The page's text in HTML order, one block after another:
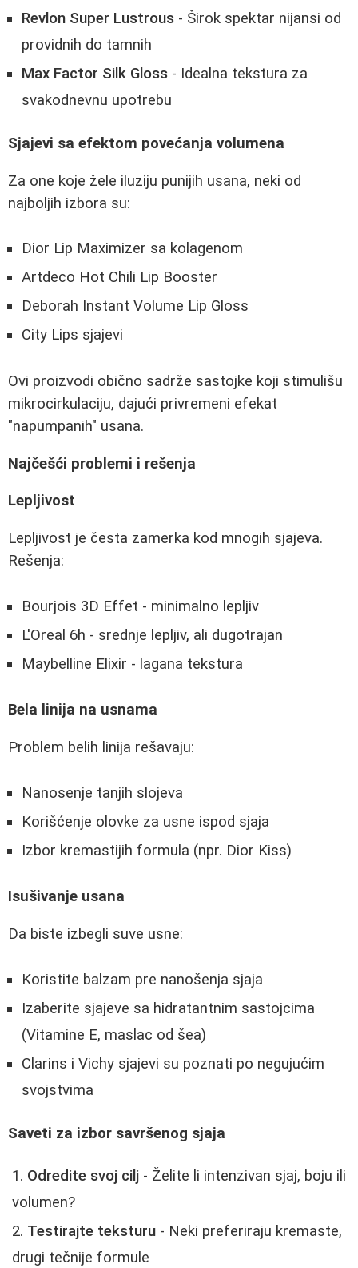
Revlon Super Lustrous - Širok spektar nijansi od
providnih do tamnih
Max Factor Silk Gloss - Idealna tekstura za
svakodnevnu upotrebu
Sjajevi sa efektom povećanja volumena
Za one koje žele iluziju punijih usana, neki od
najboljih izbora su:
Dior Lip Maximizer sa kolagenom
Artdeco Hot Chili Lip Booster
Deborah Instant Volume Lip Gloss
City Lips sjajevi
Ovi proizvodi obično sadrže sastojke koji stimulišu
mikrocirkulaciju, dajući privremeni efekat
"napumpanih" usana.
Najčešći problemi i rešenja
Lepljivost
Lepljivost je česta zamerka kod mnogih sjajeva.
Rešenja:
Bourjois 3D Effet - minimalno lepljiv
L'Oreal 6h - srednje lepljiv, ali dugotrajan
Maybelline Elixir - lagana tekstura
Bela linija na usnama
Problem belih linija rešavaju:
Nanosenje tanjih slojeva
Korišćenje olovke za usne ispod sjaja
Izbor kremastijih formula (npr. Dior Kiss)
Isušivanje usana
Da biste izbegli suve usne:
Koristite balzam pre nanošenja sjaja
Izaberite sjajeve sa hidratantnim sastojcima
(Vitamine E, maslac od šea)
Clarins i Vichy sjajevi su poznati po negujućim
svojstvima
Saveti za izbor savršenog sjaja
Odredite svoj cilj - Želite li intenzivan sjaj, boju ili
volumen?
Testirajte teksturu - Neki preferiraju kremaste,
drugi tečnije formule